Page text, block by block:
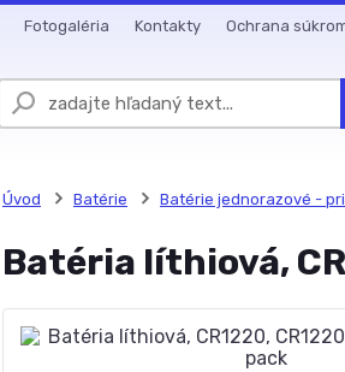
Fotogaléria Kontakty Ochrana
Úvod Batérie Batérie jednorazové -
Batéria líthiová,